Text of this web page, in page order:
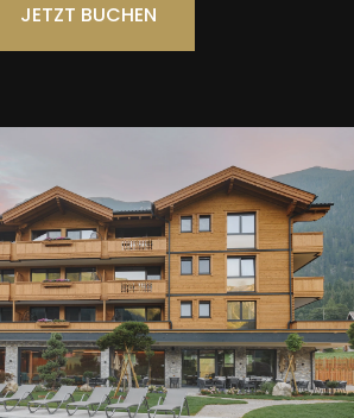
JETZT BUCHEN